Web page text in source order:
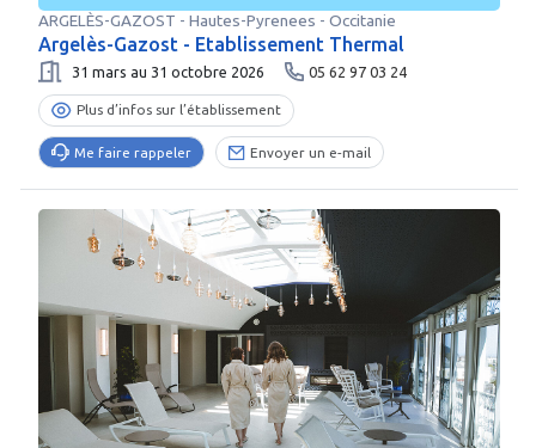
ARGELÈS-GAZOST - Hautes-Pyrenees - Occitanie
Argelès-Gazost - Etablissement Thermal
31 mars au 31 octobre 2026 05 62 97 03 24
Plus d’infos sur l’établissement
Me faire rappeler Envoyer un e-mail